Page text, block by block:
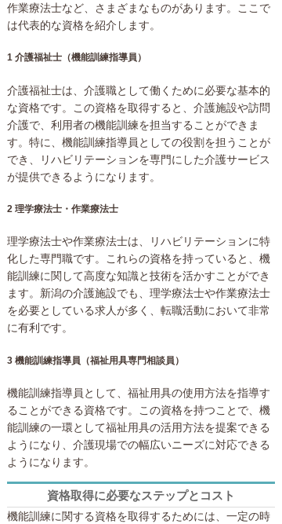
作業療法士など、さまざまなものがあります。ここで
は代表的な資格を紹介します。
1 介護福祉士（機能訓練指導員）
介護福祉士は、介護職として働くために必要な基本的
な資格です。この資格を取得すると、介護施設や訪問
介護で、利用者の機能訓練を担当することができま
す。特に、機能訓練指導員としての役割を担うことが
でき、リハビリテーションを専門にした介護サービス
が提供できるようになります。
2 理学療法士・作業療法士
理学療法士や作業療法士は、リハビリテーションに特
化した専門職です。これらの資格を持っていると、機
能訓練に関して高度な知識と技術を活かすことができ
ます。新潟の介護施設でも、理学療法士や作業療法士
を必要としている求人が多く、転職活動において非常
に有利です。
3 機能訓練指導員（福祉用具専門相談員）
機能訓練指導員として、福祉用具の使用方法を指導す
ることができる資格です。この資格を持つことで、機
能訓練の一環として福祉用具の活用方法を提案できる
ようになり、介護現場での幅広いニーズに対応できる
ようになります。
資格取得に必要なステップとコスト
機能訓練に関する資格を取得するためには、一定の時